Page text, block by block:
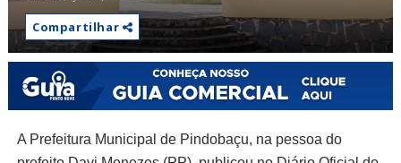
Compartilhar
A Prefeitura Municipal de Pindobaçu, na pessoa do